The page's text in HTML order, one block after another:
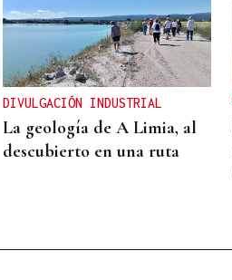
DIVULGACIÓN INDUSTRIAL
La geología de A Limia, al
descubierto en una ruta